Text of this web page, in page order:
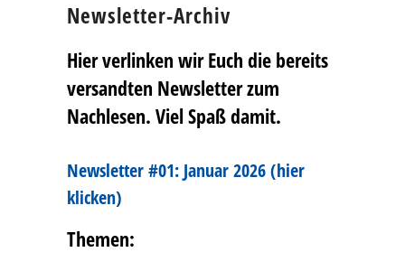
Newsletter-Archiv
Hier verlinken wir Euch die bereits
versandten Newsletter zum
Nachlesen. Viel Spaß damit.
Newsletter #01: Januar 2026 (hier
klicken)
Themen: